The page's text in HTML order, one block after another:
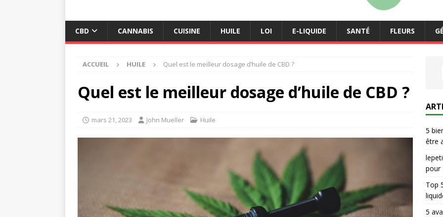
CBD CANNABIS CUISINE HUILE LOI E-LIQUIDE SANTÉ FLEURS
ACCUEIL HUILE Quel est le meilleur dosage d’huile de CBD ?
Quel est le meilleur dosage d’huile de CBD ?
mars 21, 2023 John Mueller Huile
5
être
pour
Top
5